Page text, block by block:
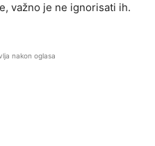
važno je ne ignorisati ih.
nakon oglasa